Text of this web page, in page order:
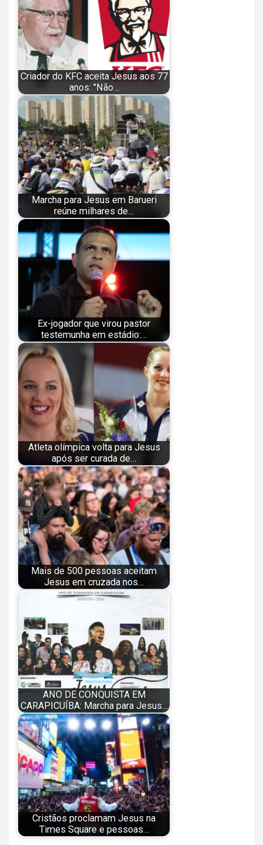
Criador do KFC aceita Jesus aos 77
anos: "Não…
Marcha para Jesus em Barueri
reúne milhares de…
Ex-jogador que virou pastor
testemunha em estádio:…
Atleta olímpica volta para Jesus
após ser curada de…
Mais de 500 pessoas aceitam
Jesus em cruzada nos…
ANO DE CONQUISTA EM
CARAPICUÍBA: Marcha para Jesus…
Cristãos proclamam Jesus na
Times Square e pessoas…